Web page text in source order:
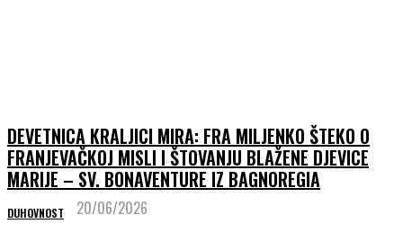
DEVETNICA KRALJICI MIRA: FRA MILJENKO ŠTEKO O
FRANJEVAČKOJ MISLI I ŠTOVANJU BLAŽENE DJEVICE
MARIJE – SV. BONAVENTURE IZ BAGNOREGIA
DUHOVNOST 20/06/2026